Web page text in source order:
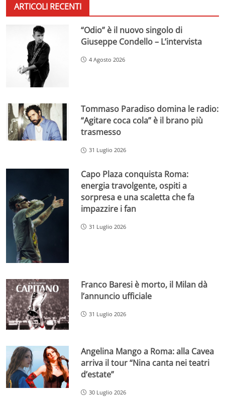
ARTICOLI RECENTI
“Odio” è il nuovo singolo di
Giuseppe Condello – L’intervista
4 Agosto 2026
Tommaso Paradiso domina le radio:
“Agitare coca cola” è il brano più
trasmesso
31 Luglio 2026
Capo Plaza conquista Roma:
energia travolgente, ospiti a
sorpresa e una scaletta che fa
impazzire i fan
31 Luglio 2026
Franco Baresi è morto, il Milan dà
l’annuncio ufficiale
31 Luglio 2026
Angelina Mango a Roma: alla Cavea
arriva il tour “Nina canta nei teatri
d’estate”
30 Luglio 2026